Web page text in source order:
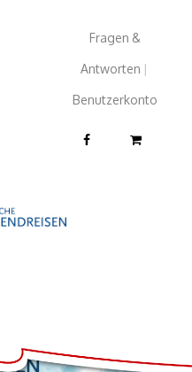
Fragen &
Antworten |
Benutzerkonto